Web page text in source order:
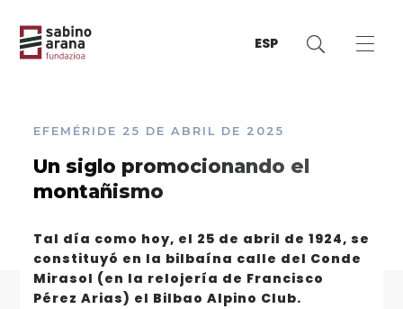
ESP
EFEMÉRIDE 25 DE ABRIL DE 2025
Un siglo promocionando el
montañismo
Tal día como hoy, el 25 de abril de 1924, se
constituyó en la bilbaína calle del Conde
Mirasol (en la relojería de Francisco
Pérez Arias) el Bilbao Alpino Club.